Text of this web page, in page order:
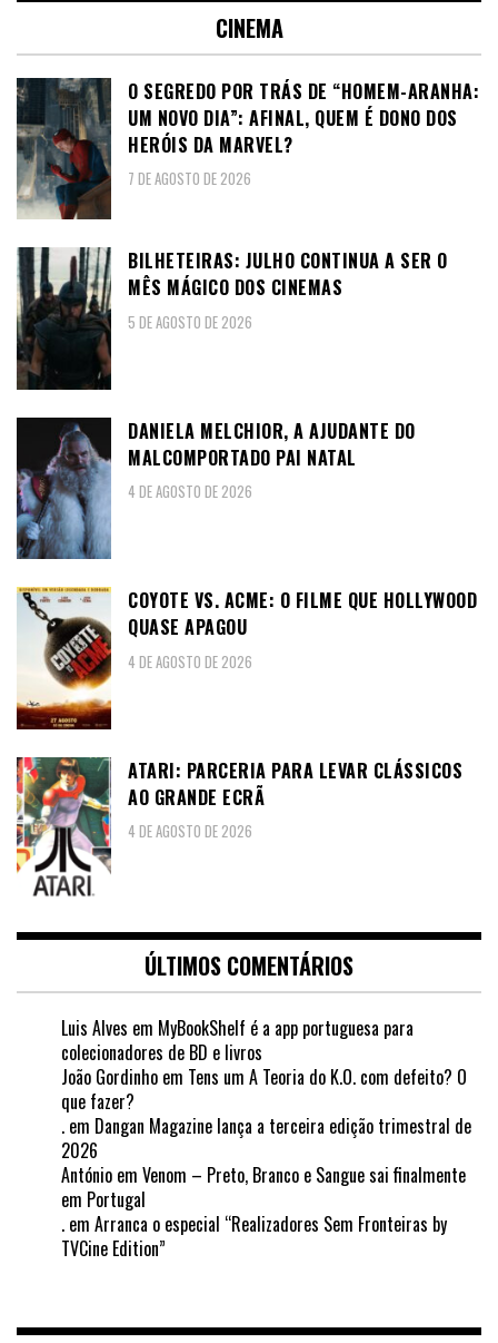
CINEMA
O SEGREDO POR TRÁS DE “HOMEM-ARANHA:
UM NOVO DIA”: AFINAL, QUEM É DONO DOS
HERÓIS DA MARVEL?
7 DE AGOSTO DE 2026
BILHETEIRAS: JULHO CONTINUA A SER O
MÊS MÁGICO DOS CINEMAS
5 DE AGOSTO DE 2026
DANIELA MELCHIOR, A AJUDANTE DO
MALCOMPORTADO PAI NATAL
4 DE AGOSTO DE 2026
COYOTE VS. ACME: O FILME QUE HOLLYWOOD
QUASE APAGOU
4 DE AGOSTO DE 2026
ATARI: PARCERIA PARA LEVAR CLÁSSICOS
AO GRANDE ECRÃ
4 DE AGOSTO DE 2026
ÚLTIMOS COMENTÁRIOS
Luis Alves em MyBookShelf é a app portuguesa para
colecionadores de BD e livros
João Gordinho em Tens um A Teoria do K.O. com defeito? O
que fazer?
. em Dangan Magazine lança a terceira edição trimestral de
2026
António em Venom – Preto, Branco e Sangue sai finalmente
em Portugal
. em Arranca o especial “Realizadores Sem Fronteiras by
TVCine Edition”